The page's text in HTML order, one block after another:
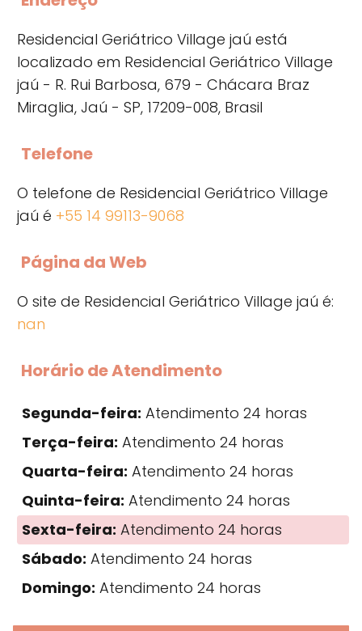
Residencial Geriátrico Village jaú está
localizado em Residencial Geriátrico Village
jaú - R. Rui Barbosa, 679 - Chácara Braz
Miraglia, Jaú - SP, 17209-008, Brasil
Telefone
O telefone de Residencial Geriátrico Village
jaú é +55 14 99113-9068
Página da Web
O site de Residencial Geriátrico Village jaú é:
nan
Horário de Atendimento
Segunda-feira: Atendimento 24 horas
Terça-feira: Atendimento 24 horas
Quarta-feira: Atendimento 24 horas
Quinta-feira: Atendimento 24 horas
Sexta-feira: Atendimento 24 horas
Sábado: Atendimento 24 horas
Domingo: Atendimento 24 horas